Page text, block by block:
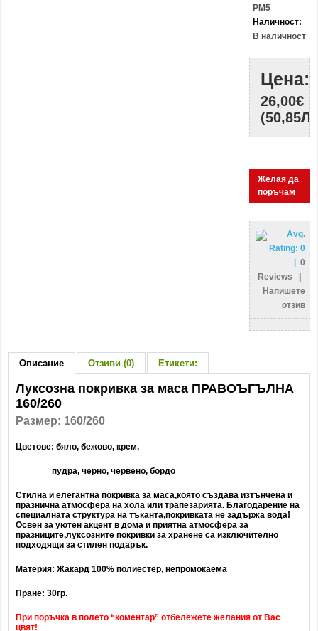
PM5
Наличност:
В наличност
Цена:
26,00€
Желая да
поръчам
Avg.
Rating: 0
0
Reviews
Напишете
отзив
Описание Отзиви (0) Етикети:
Луксозна покривка за маса ПРАВОЪГЪЛНА
160/260
Размер: 160/260
Цветове: бяло, бежово, крем,
пудра, черно, червено, бордо
Стилна и елегантна покривка за маса,която създава изтънчена и
празнична атмосфера на хола или трапезарията. Благодарение на
специалната структура на тъканта,покривката не задържа вода!
Освен за уютен акцент в дома и приятна атмосфера за
празниците,луксозните покривки за хранене са изключително
подходящи за стилен подарък.
Материя: Жакард 100% полиестер, непромокаема
Пране: 30гр.
При поръчка в полето “коментар” отбележете желания от Вас
цвят!